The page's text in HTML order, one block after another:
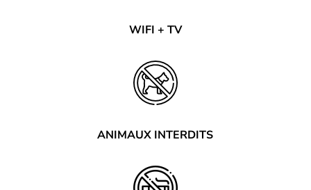
WIFI + TV
ANIMAUX INTERDITS